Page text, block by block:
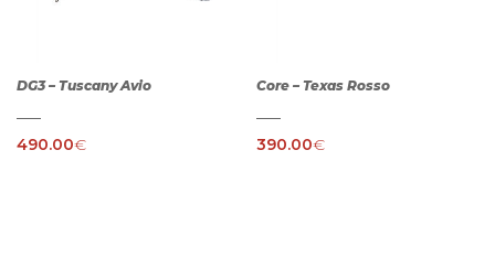
DG3 – Tuscany Avio
490.00€
Core – Texas Rosso
390.00€